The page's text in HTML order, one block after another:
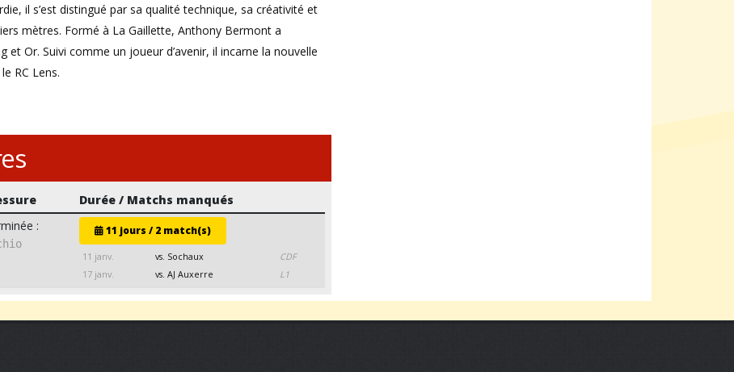
il s’est distingué par sa qualité technique, sa créativité et
mètres. Formé à La Gaillette, Anthony Bermont a
Or. Suivi comme un joueur d’avenir, il incarne la nouvelle
RC Lens.
Durée / Matchs manqués
: 11 jours / 2 match(s)
11 janv. vs. Sochaux
CDF
17 janv.
vs. AJ Auxerre L1